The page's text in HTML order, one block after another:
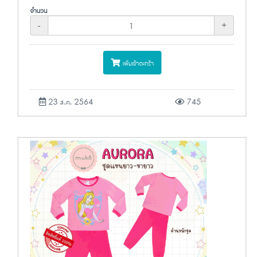
จำนวน
-
+
เพิ่มเข้าตะกร้า
23 ส.ค. 2564 745